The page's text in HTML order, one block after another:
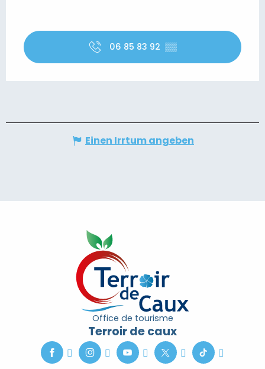
06 85 83 92 ▒▒
Einen Irrtum angeben
Office de tourisme
Terroir de caux